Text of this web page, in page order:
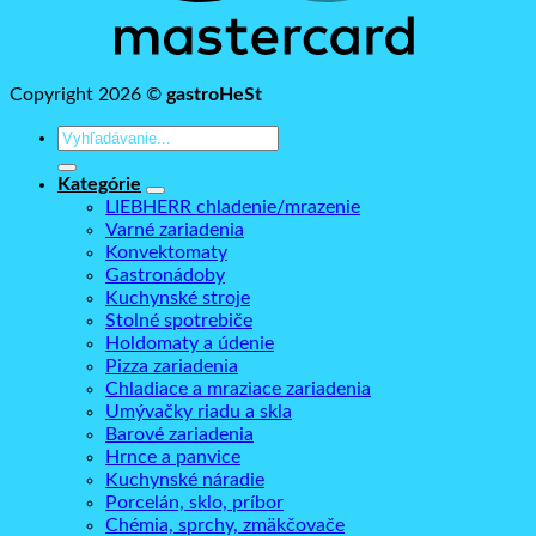
Copyright 2026 © gastroHeSt
Hľadať:
Kategórie
LIEBHERR chladenie/mrazenie
Varné zariadenia
Konvektomaty
Gastronádoby
Kuchynské stroje
Stolné spotrebiče
Holdomaty a údenie
Pizza zariadenia
Chladiace a mraziace zariadenia
Umývačky riadu a skla
Barové zariadenia
Hrnce a panvice
Kuchynské náradie
Porcelán, sklo, príbor
Chémia, sprchy, zmäkčovače